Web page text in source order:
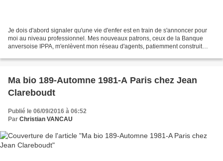
Je dois d'abord signaler qu'une vie d'enfer est en train de s'annoncer pour
moi au niveau professionnel. Mes nouveaux patrons, ceux de la Banque
anversoise IPPA, m'enlèvent mon réseau d'agents, patiemment construit
Ma bio 189-Automne 1981-A Paris chez Jean
Clareboudt
Publié le 06/09/2016 à 06:52
Par Christian VANCAU